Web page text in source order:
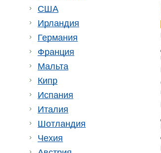
США
Ирландия
Германия
Франция
Мальта
Кипр
Испания
Италия
Шотландия
Чехия